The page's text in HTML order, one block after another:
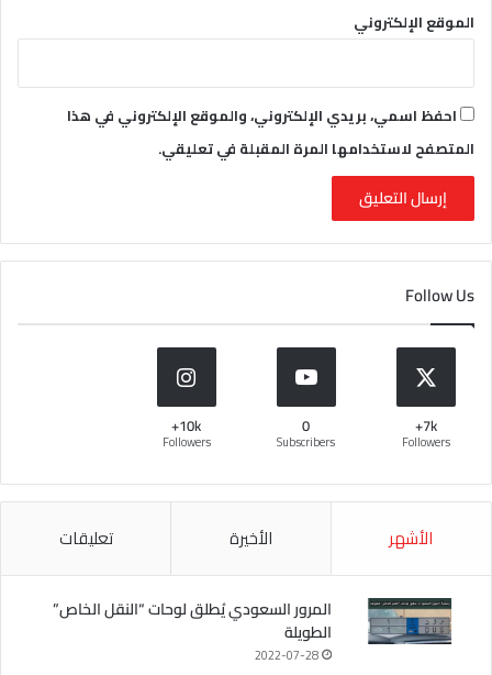
الموقع الإلكتروني
احفظ اسمي، بريدي الإلكتروني، والموقع الإلكتروني في هذا
المتصفح لاستخدامها المرة المقبلة في تعليقي.
Follow Us
7k+
Followers
0
Subscribers
10k+
Followers
الأشهر الأخيرة تعليقات
المرور السعودي يُطلق لوحات “النقل الخاص”
الطويلة
2022-07-28